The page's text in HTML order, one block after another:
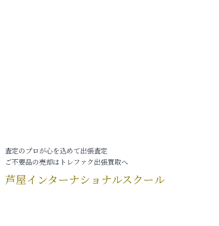
査定のプロが心を込めて出張査定
ご不要品の売却はトレファク出張買取へ
芦屋インターナショナルスクール